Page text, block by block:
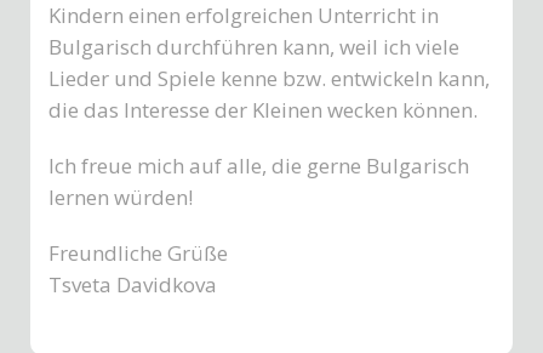
Kindern einen erfolgreichen Unterricht in
Bulgarisch durchführen kann, weil ich viele
Lieder und Spiele kenne bzw. entwickeln kann,
die das Interesse der Kleinen wecken können.
Ich freue mich auf alle, die gerne Bulgarisch
lernen würden!
Freundliche Grüße
Tsveta Davidkova